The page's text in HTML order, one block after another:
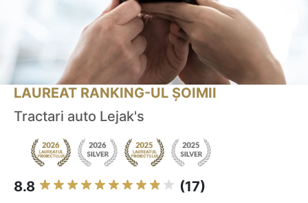
LAUREAT RANKING-UL ȘOIMII
Tractari auto Lejak's
8.8 (17)